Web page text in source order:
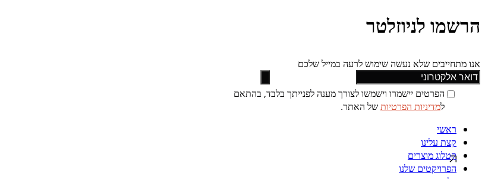
הרשמו לניוזלטר
אנו מתחייבים שלא נעשה שימוש לרעה במייל שלכם
הפרטים יישמרו וישמשו לצורך מענה לפנייתך בלבד, בהתאם
למדיניות הפרטיותשל האתר.
ראשי
קצת עלינו
קטלוג מוצרים
הפרויקטים שלנו